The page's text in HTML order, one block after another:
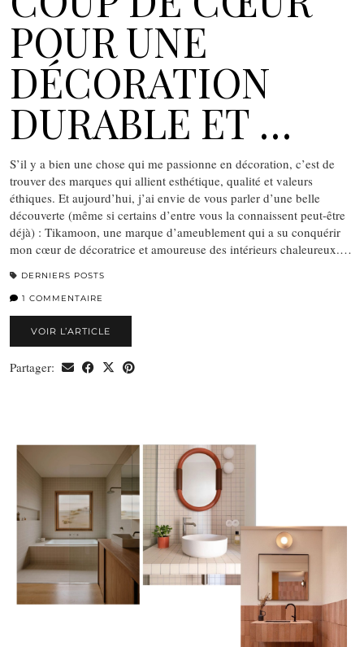
POUR UNE
DÉCORATION
DURABLE ET …
S’il y a bien une chose qui me passionne en décoration, c’est de
trouver des marques qui allient esthétique, qualité et valeurs
éthiques. Et aujourd’hui, j’ai envie de vous parler d’une belle
découverte (même si certains d’entre vous la connaissent peut-être
déjà) : Tikamoon, une marque d’ameublement qui a su conquérir
mon cœur de décoratrice et amoureuse des intérieurs chaleureux.…
DERNIERS POSTS
1 COMMENTAIRE
VOIR L’ARTICLE
Partager: